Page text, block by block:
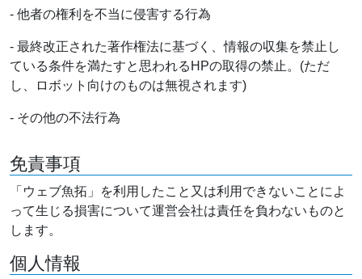
- 他者の権利を不当に侵害する行為
- 最終改正された著作権法に基づく、情報の収集を禁止し
ている条件を満たすと思われるHPの取得の禁止。(ただ
し、ロボット向けのものは無視されます)
- その他の不法行為
免責事項
「ウェブ魚拓」を利用したこと又は利用できないことによ
って生じる損害について運営会社は責任を負わないものと
します。
個人情報